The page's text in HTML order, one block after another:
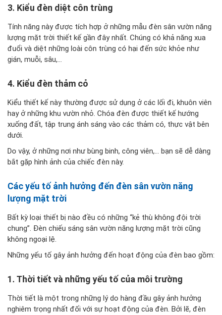
3. Kiểu đèn diệt côn trùng
Tính năng này được tích hợp ở những mẫu đèn sân vườn năng
lượng mặt trời thiết kế gần đây nhất. Chúng có khả năng xua
đuổi và diệt những loài côn trùng có hại đến sức khỏe như
gián, muỗi, sâu,...
4. Kiểu đèn thảm cỏ
Kiểu thiết kế này thường được sử dụng ở các lối đi, khuôn viên
hay ở những khu vườn nhỏ. Chóa đèn được thiết kế hướng
xuống đất, tập trung ánh sáng vào các thảm có, thực vật bên
dưới.
Do vậy, ở những nơi như bùng binh, công viên,... bạn sẽ dễ dàng
bắt gặp hình ảnh của chiếc đèn này.
Các yếu tố ảnh hưởng đến đèn sân vườn năng
lượng mặt trời
Bất kỳ loại thiết bị nào đều có những “kẻ thù không đội trời
chung”. Đèn chiếu sáng sân vườn năng lượng mặt trời cũng
không ngoại lệ.
Những yếu tố gây ảnh hưởng đến hoạt động của đèn bao gồm:
1. Thời tiết và những yếu tố của môi trường
Thời tiết là một trong những lý do hàng đầu gây ảnh hưởng
nghiêm trọng nhất đối với sự hoạt động của đèn. Bởi lẽ, đèn